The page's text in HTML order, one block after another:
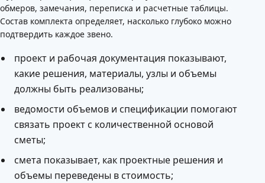
обмеров, замечания, переписка и расчетные таблицы.
Состав комплекта определяет, насколько глубоко можно
подтвердить каждое звено.
проект и рабочая документация показывают,
какие решения, материалы, узлы и объемы
должны быть реализованы;
ведомости объемов и спецификации помогают
связать проект с количественной основой
сметы;
смета показывает, как проектные решения и
объемы переведены в стоимость;